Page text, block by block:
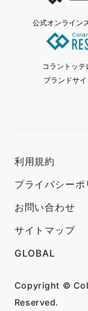
公式オンライン
コラントッテ
ブランドサイ
利用規約
プライバシーポ
お問い合わせ
サイトマップ
GLOBAL
Copyright ©
Reserved.